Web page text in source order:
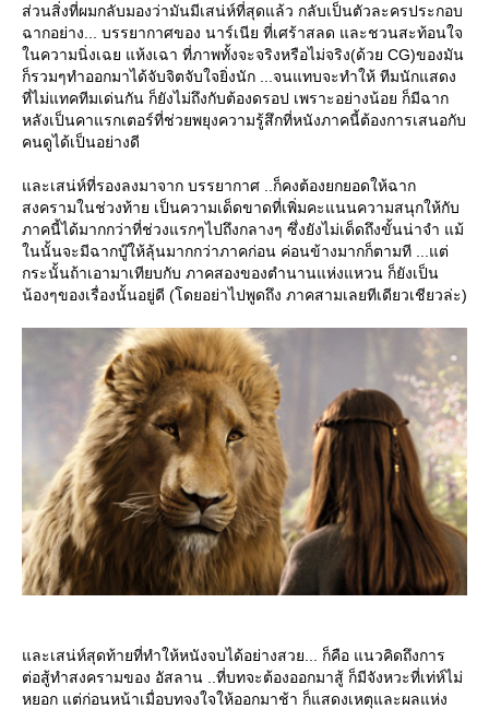
ส่วนสิ่งที่ผมกลับมองว่ามันมีเสน่ห์ที่สุดแล้ว กลับเป็นตัวละครประกอบ
ฉากอย่าง... บรรยากาศของ นาร์เนีย ที่เศร้าสลด และชวนสะท้อนใจ
นความนิ่งเฉย แห้งเฉา ที่ภาพทั้งจะจริงหรือไม่จริง(ด้วย CG)ของมัน
ก็รวมๆทำออกมาได้จับจิตจับใจยิ่งนัก ...จนแทบจะทำให้ ทีมนักแสดง
ที่ไม่แทคทีมเด่นกัน ก็ยังไม่ถึงกับต้องดรอป เพราะอย่างน้อย ก็มีฉาก
หลังเป็นคาแรกเตอร์ที่ช่วยพยุงความรู้สึกที่หนังภาคนี้ต้องการเสนอกับ
คนดูได้เป็นอย่างดี
ละเสน่ห์ที่รองลงมาจาก บรรยากาศ ..ก็คงต้องยกยอดให้ฉาก
สงครามในช่วงท้าย เป็นความเด็ดขาดที่เพิ่มคะแนนความสนุกให้กับ
ภาคนี้ได้มากกว่าที่ช่วงแรกๆไปถึงกลางๆ ซึ่งยังไม่เด็ดถึงขั้นน่าจำ แม้
นนั้นจะมีฉากบู๊ให้ลุ้นมากกว่าภาคก่อน ค่อนข้างมากก็ตามที ...แต่
กระนั้นถ้าเอามาเทียบกับ ภาคสองของตำนานแห่งแหวน ก็ยังเป็น
น้องๆของเรื่องนั้นอยู่ดี (โดยอย่าไปพูดถึง ภาคสามเลยทีเดียวเชียวล่ะ)
ละเสน่ห์สุดท้ายที่ทำให้หนังจบได้อย่างสวย... ก็คือ แนวคิดถึงการ
ต่อสู้ทำสงครามของ อัสลาน ..ที่บทจะต้องออกมาสู้ ก็มีจังหวะที่เท่ห์ไม่
หยอก แต่ก่อนหน้าเมื่อบทจงใจให้ออกมาช้า ก็แสดงเหตุและผลแห่ง